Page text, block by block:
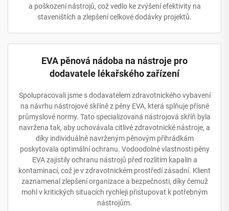
a poškození nástrojů, což vedlo ke zvýšení efektivity na
staveništích a zlepšení celkové dodávky projektů.
EVA pěnová nádoba na nástroje pro
dodavatele lékařského zařízení
Spolupracovali jsme s dodavatelem zdravotnického vybavení
na návrhu nástrojové skříně z pěny EVA, která splňuje přísné
průmyslové normy. Tato specializovaná nástrojová skříň byla
navržena tak, aby uchovávala citlivé zdravotnické nástroje, a
díky individuálně navrženým pěnovým přihrádkám
poskytovala optimální ochranu. Vodoodolné vlastnosti pěny
EVA zajistily ochranu nástrojů před rozlitím kapalin a
kontaminací, což je v zdravotnickém prostředí zásadní. Klient
zaznamenal zlepšení organizace a bezpečnosti, díky čemuž
mohl v kritických situacích rychleji přistupovat k potřebným
nástrojům.